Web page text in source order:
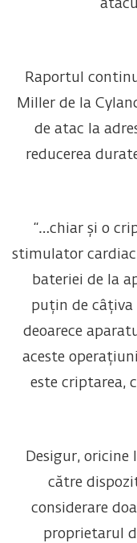
Raportul
Miller de la
de atac la
reducerea
“…chiar și o
stimulator
bateriei de la
puțin de câțiva
deoarece
aceste
este criptarea,
Desigur, oricine
către
considerare
proprietarul